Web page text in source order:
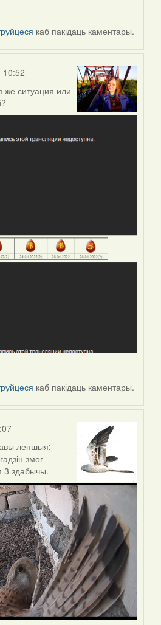
каб пакідаць каментары.
10:52
же ситуация или
каб пакідаць каментары.
лепшыя:
змог
3 здабычы.